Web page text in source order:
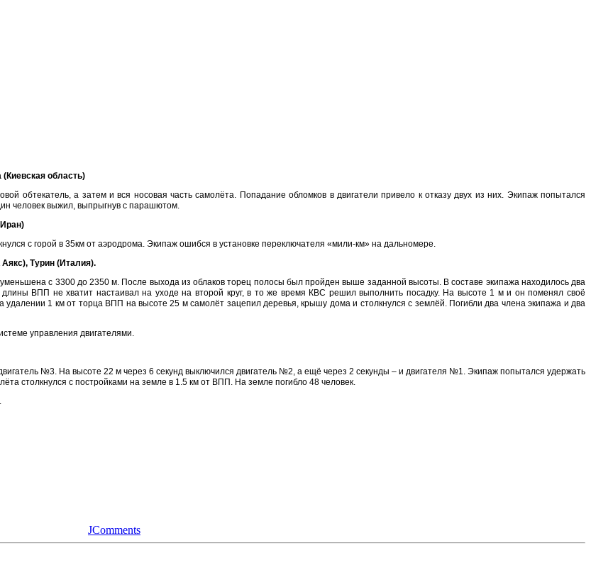
область)
обтекатель, а затем и вся носовая часть самолёта. Попадание обломков в двигатели привело к отказу двух из них. Экипаж попытался
человек выжил, выпрыгнув с парашютом.
с горой в 35км от аэродрома. Экипаж ошибся в установке переключателя «мили-км» на дальномере.
Турин (Италия).
с 3300 до 2350 м. После выхода из облаков торец полосы был пройден выше заданной высоты. В составе экипажа находилось два
ВПП не хватит настаивал на уходе на второй круг, в то же время КВС решил выполнить посадку. На высоте 1 м и он поменял своё
1 км от торца ВПП на высоте 25 м самолёт зацепил деревья, крышу дома и столкнулся с землёй. Погибли два члена экипажа и два
управления двигателями.
№3. На высоте 22 м через 6 секунд выключился двигатель №2, а ещё через 2 секунды – и двигателя №1. Экипаж попытался удержать
столкнулся с постройками на земле в 1.5 км от ВПП. На земле погибло 48 человек.
JComments